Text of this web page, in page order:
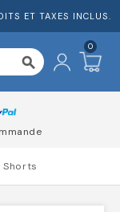
ET TAXES INCLUS.
search
0
Shorts